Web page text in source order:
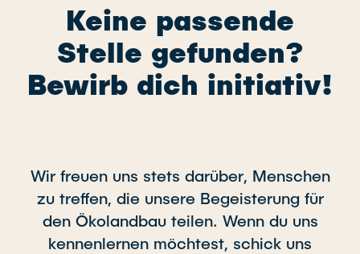
Keine passende
Stelle gefunden?
Bewirb dich initiativ!
Wir freuen uns stets darüber, Menschen
zu treffen, die unsere Begeisterung für
den Ökolandbau teilen. Wenn du uns
kennenlernen möchtest, schick uns